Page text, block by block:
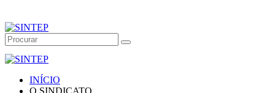
INÍCIO
O SINDICATO